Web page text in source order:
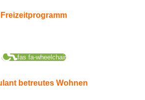
Freizeitprogramm
fas fa-wheelchair
betreutes Wohnen